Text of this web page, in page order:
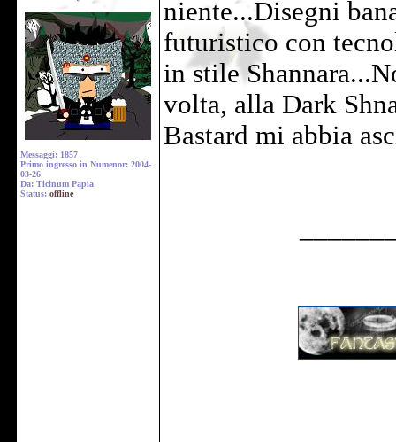
Messaggi: 1857
Primo ingresso in Numenor: 2004-
03-26
Da: Ticinum Papia
Status: offline
niente...Disegni
futuristico con
in stile
volta, alla Dark
Bastard mi abbia